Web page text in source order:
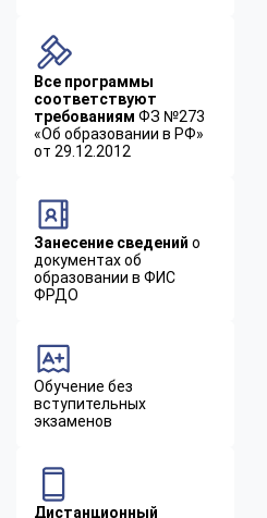
Все программы
соответствуют
требованиям ФЗ №273
«Об образовании в РФ»
от 29.12.2012
Занесение сведений о
документах об
образовании в ФИС
ФРДО
Обучение без
вступительных
экзаменов
Дистанционный